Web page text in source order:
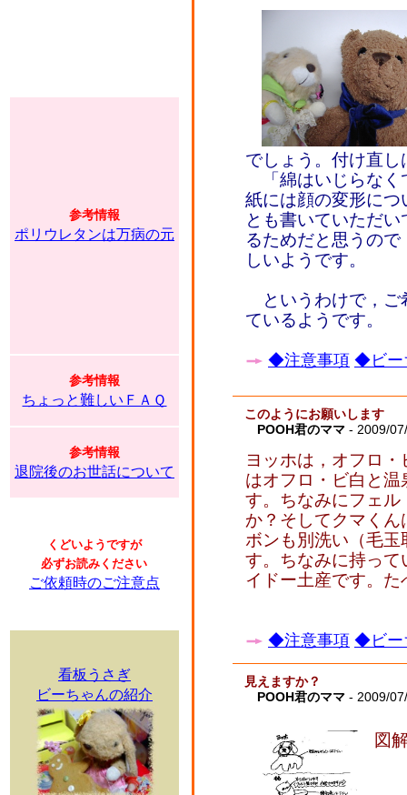
参考情報
ポリウレタンは万病の元
参考情報
ちょっと難しいＦＡＱ
参考情報
退院後のお世話について
くどいようですが
必ずお読みください
ご依頼時のご注意点
看板うさぎ
ビーちゃんの紹介
でしょう。付け直
「綿はいじらなく
紙には顔の変形に
とも書いていただ
るためだと思うの
しいようです。
というわけで，ご
ているようです。
◆注意事項 ◆ビー
このようにお願いします
POOH君のママ - 2009/
ヨッホは，オフロ
はオフロ・ビ白と
す。ちなみにフェ
か？そしてクマく
ボンも別洗い（毛
す。ちなみに持っ
イドー土産です。
◆注意事項 ◆ビー
見えますか？
POOH君のママ - 2009/
図